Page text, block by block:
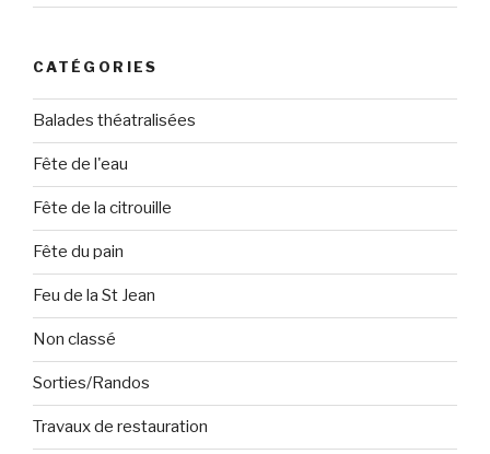
CATÉGORIES
Balades théatralisées
Fête de l'eau
Fête de la citrouille
Fête du pain
Feu de la St Jean
Non classé
Sorties/Randos
Travaux de restauration